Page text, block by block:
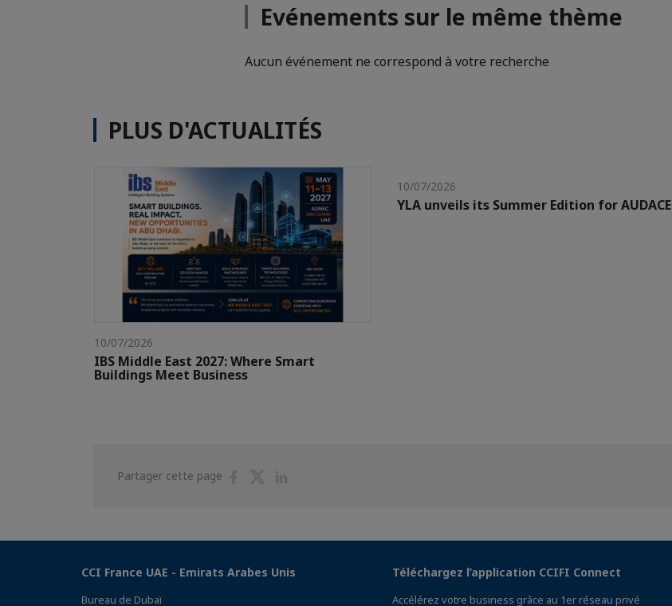
Evénements sur le même thème
Aucun événement ne correspond à votre recherche
PLUS D'ACTUALITÉS
10/07/2026
IBS Middle East 2027: Where Smart
Buildings Meet Business
10/07/2026
YLA unveils its Summer Edition for AUDACE
Partager cette page
PartagerPartager
CCI France UAE - Emirats Arabes Unis
Bureau de Dubaï
Téléchargez l’application CCIFI Connect
Accélérez votre business grâce au 1er réseau privé